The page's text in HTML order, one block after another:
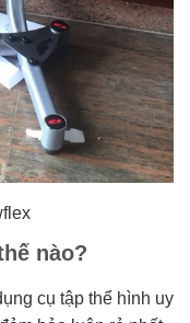
nào?
cụ tập thể hình uy